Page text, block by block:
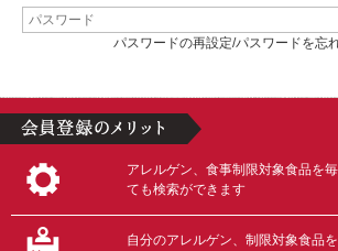
パスワードの再設定/パスワードを忘
アレルゲン、食事制限対象食品を
ても検索ができます
自分のアレルゲン、制限対象食品